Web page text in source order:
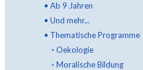
• Ab 9 Jahren
• Und mehr...
• Thematische Programme
◦ Oekologie
◦ Moralische Bildung